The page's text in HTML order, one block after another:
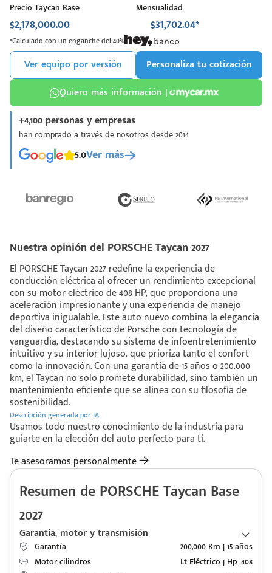
Nuestra opinión del PORSCHE Taycan 2027
El PORSCHE Taycan 2027 redefine la experiencia de
conducción eléctrica al ofrecer un rendimiento excepcional
con su motor eléctrico de 408 HP, que proporciona una
aceleración impresionante y una experiencia de manejo
deportiva inigualable. Este auto nuevo combina la elegancia
del diseño característico de Porsche con tecnología de
vanguardia, destacando su sistema de infoentretenimiento
intuitivo y su interior lujoso, que prioriza tanto el confort
como la innovación. Con una garantía de 15 años o 200,000
km, el Taycan no solo promete durabilidad, sino también un
mantenimiento eficiente que se alinea con su filosofía de
sostenibilidad.
Descripción generada por IA
Usamos todo nuestro conocimiento de la industria para
guiarte en la elección del auto perfecto para ti.
Te asesoramos personalmente
Resumen de PORSCHE Taycan Base
2027
Garantía, motor y transmisión
Garantía
200,000 Km | 15 años
Motor cilindros
Lt Eléctrico | Hp. 408
Precio Taycan Base
$2,178,000.00
Mensualidad
$31,702.04*
*Calculado con un enganche del 40%
Ver equipo por versión
Personaliza tu cotización
Quiero más información |
+4,100 personas y empresas
han comprado a través de nosotros desde 2014
5.0Ver más